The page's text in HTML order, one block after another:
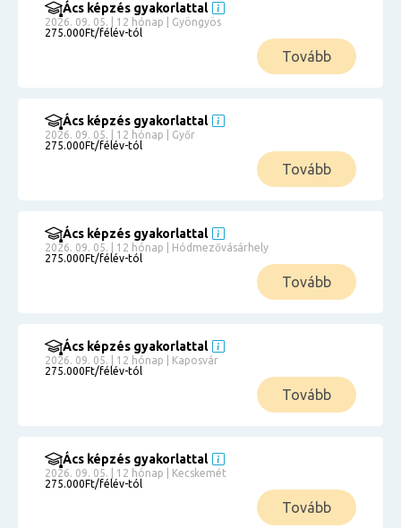
Ács képzés gyakorlattal
2026. 09. 05. | 12 hónap | Gyöngyös
275.000Ft/félév-tól
Tovább
Ács képzés gyakorlattal
2026. 09. 05. | 12 hónap | Győr
275.000Ft/félév-tól
Tovább
Ács képzés gyakorlattal
2026. 09. 05. | 12 hónap | Hódmezővásárhely
275.000Ft/félév-tól
Tovább
Ács képzés gyakorlattal
2026. 09. 05. | 12 hónap | Kaposvár
275.000Ft/félév-tól
Tovább
Ács képzés gyakorlattal
2026. 09. 05. | 12 hónap | Kecskemét
275.000Ft/félév-tól
Tovább